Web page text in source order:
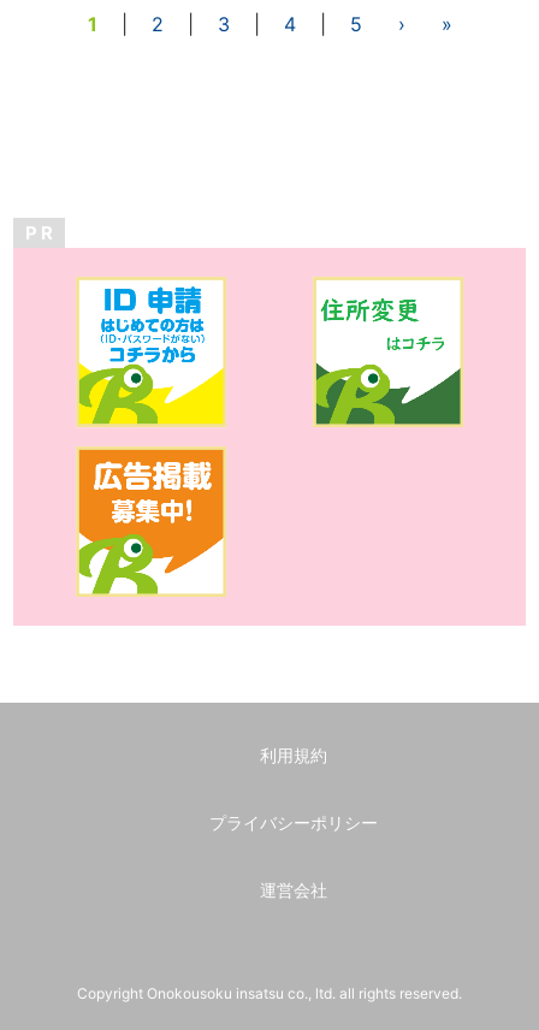
1
2 3 4| 5 › »
P R
利用規約
プライバシーポリシー
運営会社
Copyright Onokousoku insatsu co., ltd. all rights reserved.